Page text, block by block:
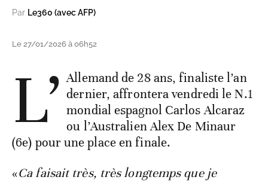
Par Le360 (avec AFP)
Le 27/01/2026 à 06h52
L’ Allemand de 28 ans, finaliste l’an
dernier, affrontera vendredi le N.1
mondial espagnol Carlos Alcaraz
ou l’Australien Alex De Minaur
(6e) pour une place en finale.
«Ca faisait très, très longtemps que je